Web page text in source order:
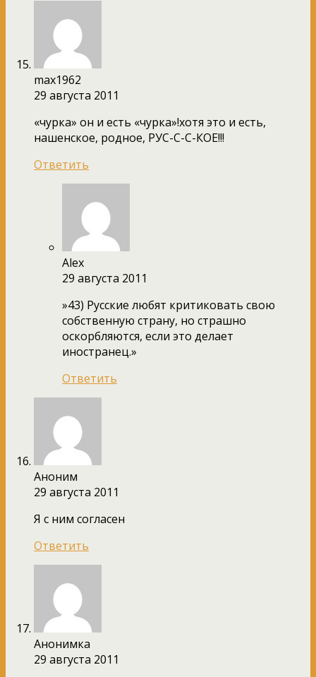
max1962
29 августа 2011
«чурка» он и есть «чурка»!хотя это и есть,
нашенское, родное, РУС-С-С-КОЕ!!!
Ответить
Alex
29 августа 2011
»43) Русские любят критиковать свою
собственную страну, но страшно
оскорбляются, если это делает
иностранец.»
Ответить
Аноним
29 августа 2011
Я с ним согласен
Ответить
Анонимка
29 августа 2011